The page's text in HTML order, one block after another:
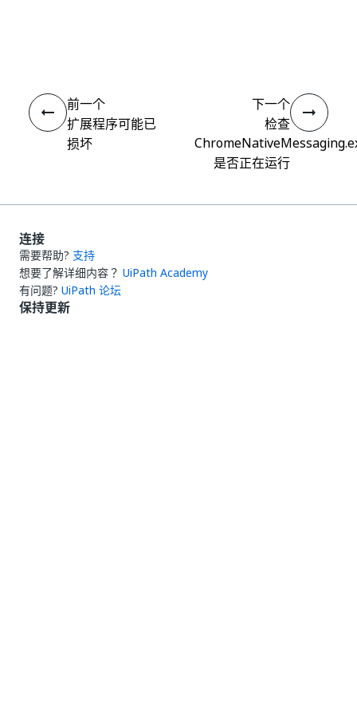
前一个
扩展程序可能已
损坏
下一个
检查
是否正在运行
连接
需要帮助? 支持
想要了解详细内容？ UiPath Academy
有问题? UiPath 论坛
保持更新